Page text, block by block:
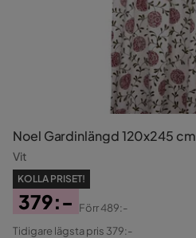
Noel Gardinlängd 120x245 cm
Vit
KOLLA PRISET!
Pris
379:-
Original
Förr489:-
Tidigare lägsta pris 379:-